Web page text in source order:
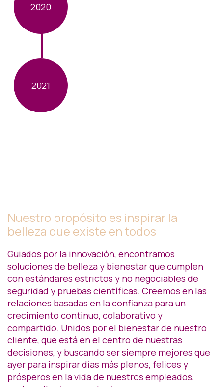
2020
2021
Nuestro propósito es inspirar la
belleza que existe en todos
Guiados por la innovación, encontramos
soluciones de belleza y bienestar que cumplen
con estándares estrictos y no negociables de
seguridad y pruebas científicas. Creemos en las
relaciones basadas en la confianza para un
crecimiento continuo, colaborativo y
compartido. Unidos por el bienestar de nuestro
cliente, que está en el centro de nuestras
decisiones, y buscando ser siempre mejores que
ayer para inspirar días más plenos, felices y
prósperos en la vida de nuestros empleados,